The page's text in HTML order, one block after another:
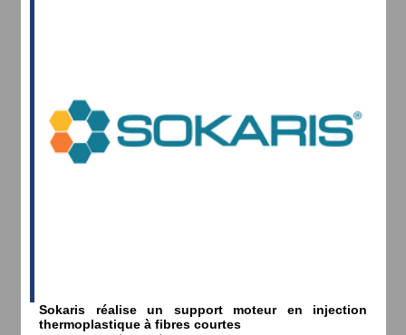
Sokaris réalise un support moteur en injection
thermoplastique à fibres courtes